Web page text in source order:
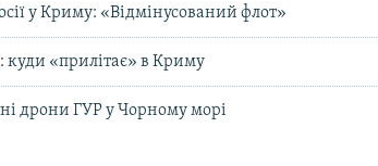
у Криму: «Відмінусований флот»
куди «прилітає» в Криму
дрони ГУР у Чорному морі